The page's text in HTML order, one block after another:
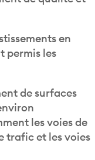
en
permis les
de surfaces
les voies de
trafic et les voies